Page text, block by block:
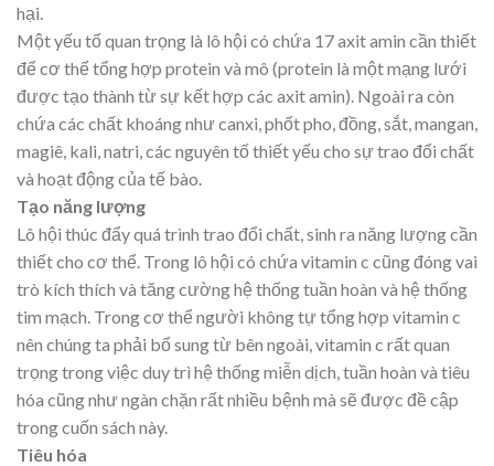
hại.
Một yếu tố quan trọng là lô hội có chứa 17 axit amin cần thiết
để cơ thể tổng hợp protein và mô (protein là một mạng lưới
được tạo thành từ sự kết hợp các axit amin). Ngoài ra còn
chứa các chất khoáng như canxi, phốt pho, đồng, sắt, mangan,
magiê, kali, natri, các nguyên tố thiết yếu cho sự trao đổi chất
và hoạt động của tế bào.
Tạo năng lượng
Lô hội thúc đẩy quá trình trao đổi chất, sinh ra năng lượng cần
thiết cho cơ thể. Trong lô hội có chứa vitamin c cũng đóng vai
trò kích thích và tăng cường hệ thống tuần hoàn và hệ thống
tim mạch. Trong cơ thể người không tự tổng hợp vitamin c
nên chúng ta phải bổ sung từ bên ngoài, vitamin c rất quan
trọng trong việc duy trì hệ thống miễn dịch, tuần hoàn và tiêu
hóa cũng như ngàn chặn rất nhiều bệnh mà sẽ được đề cập
trong cuốn sách này.
Tiêu hóa